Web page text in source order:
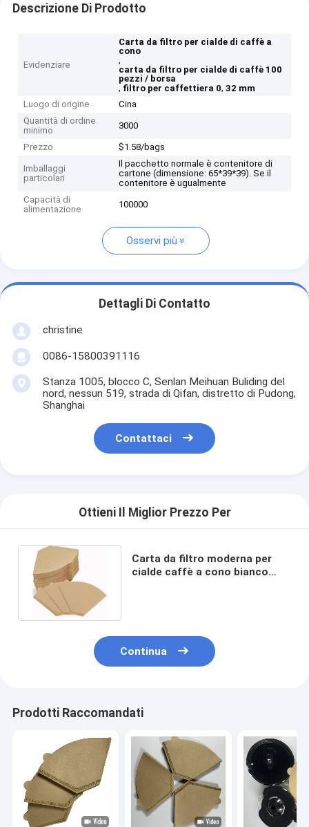
Descrizione Di Prodotto
Evidenziare
Carta da filtro per cialde di caffè a
cono
,
carta da filtro per cialde di caffè 100
pezzi / borsa
, filtro per caffettiera 0,32 mm
Luogo di origine
Cina
Quantità di ordine
minimo
3000
Prezzo $1.58/bags
Imballaggi
particolari
Il pacchetto normale è contenitore di
cartone (dimensione: 65*39*39). Se il
contenitore è ugualmente
Capacità di
alimentazione
100000
Osservi più
Dettagli Di Contatto
christine
0086-15800391116
Stanza 1005, blocco C, Senlan Meihuan Buliding del
nord, nessun 519, strada di Qifan, distretto di Pudong,
Shanghai
Contattaci
Ottieni Il Miglior Prezzo Per
Carta da filtro moderna per
cialde caffè a cono bianco
Continua
Prodotti Raccomandati